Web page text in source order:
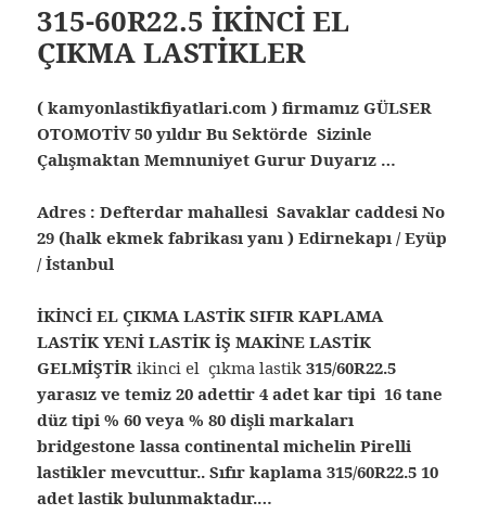
315-60R22.5 İKİNCİ EL
ÇIKMA LASTİKLER
( kamyonlastikfiyatlari.com ) firmamız GÜLSER
OTOMOTİV 50 yıldır Bu Sektörde Sizinle
Çalışmaktan Memnuniyet Gurur Duyarız …
Adres : Defterdar mahallesi Savaklar caddesi No
29 (halk ekmek fabrikası yanı ) Edirnekapı / Eyüp
/ İstanbul
İKİNCİ EL ÇIKMA LASTİK SIFIR KAPLAMA
LASTİK YENİ LASTİK İŞ MAKİNE LASTİK
GELMİŞTİRikinci el çıkma lastik315/60R22.5
yarasız ve temiz 20 adettir 4 adet kar tipi 16 tane
düz tipi % 60 veya % 80 dişli markaları
bridgestone lassa continental michelin Pirelli
lastikler mevcuttur.. Sıfır kaplama 315/60R22.5 10
adet lastik bulunmaktadır.…